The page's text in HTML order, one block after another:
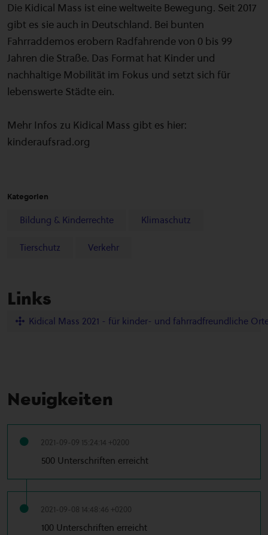
Die Kidical Mass ist eine weltweite Bewegung. Seit 2017
gibt es sie auch in Deutschland. Bei bunten
Fahrraddemos erobern Radfahrende von 0 bis 99
Jahren die Straße. Das Format hat Kinder und
nachhaltige Mobilität im Fokus und setzt sich für
lebenswerte Städte ein.
Mehr Infos zu Kidical Mass gibt es hier:
kinderaufsrad.org
Kategorien
Bildung & Kinderrechte Klimaschutz
Tierschutz Verkehr
Links
Kidical Mass 2021 - für kinder- und fahrradfreundliche
Neuigkeiten
2021-09-09 15:24:14 +0200
500 Unterschriften erreicht
2021-09-08 14:48:46 +0200
100 Unterschriften erreicht